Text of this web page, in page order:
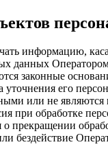
информацию,
данных
законные
его
или не
при обработке
прекращении
бездействие